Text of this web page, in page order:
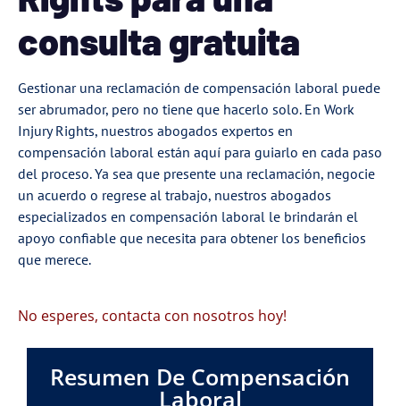
consulta gratuita
Gestionar una reclamación de compensación laboral puede
ser abrumador, pero no tiene que hacerlo solo. En Work
Injury Rights, nuestros abogados expertos en
compensación laboral están aquí para guiarlo en cada paso
del proceso. Ya sea que presente una reclamación, negocie
un acuerdo o regrese al trabajo, nuestros abogados
especializados en compensación laboral le brindarán el
apoyo confiable que necesita para obtener los beneficios
que merece.
No esperes, contacta con nosotros hoy!
Resumen De Compensación
Laboral